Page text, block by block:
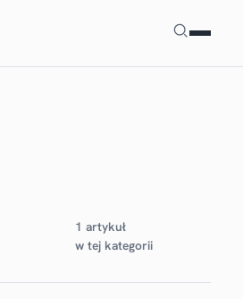
Szukaj
1 artykuł
w tej kategorii